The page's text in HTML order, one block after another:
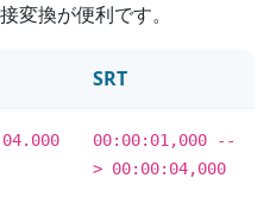
変換が便利です。
SRT
00:00:01,000 --
> 00:00:04,000